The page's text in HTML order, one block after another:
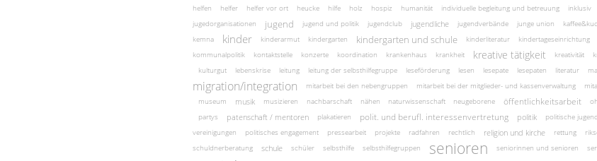
helfen
helfer helfer vor ort heucke hilfe holz hospiz humanität individuelle begleitung und betreuung inklusiv
jugedorganisationen
jugend jugend und politik jugendclub jugendliche jugendverbände junge union
kemna
kinder kinderarmut kindergarten kindergarten und schule kinderliteratur kindertageseinrichtung
kommunalpolitik
kontaktstelle konzerte koordination krankenhaus krankheit kreative tätigkeit kreativität
kulturgut lebenskrise leitung leitung der selbsthilfegruppe leseförderung lesen lesepate lesepaten literatur
migration/integration mitarbeit bei den nebengruppen mitarbeit bei der mitglieder- und kassenverwaltung
museum
musik musizieren nachbarschaft nähen naturwissenschaft neugeborene öffentlichkeitsarbeit
partys
patenschaft / mentoren plakatieren polit. und berufl. interessenvertretung politik politische
vereinigungen
politisches engagement pressearbeit projekte radfahren rechtlich religion und kirche rettung
schuldnerberatung
schule schüler selbsthilfe selbsthilfegruppen senioren seniorinnen und senioren